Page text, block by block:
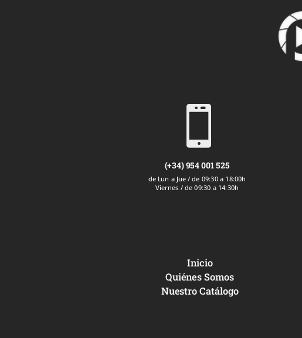

(+34) 954 001 525
de Lun a Jue / de 09:30 a 18:00h
Viernes / de 09:30 a 14:30h
Inicio
Quiénes Somos
Nuestro Catálogo